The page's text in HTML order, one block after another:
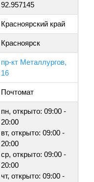
92.957145
Красноярский край
Красноярск
пр-кт Металлургов,
16
Почтомат
пн, открыто: 09:00 -
20:00
вт, открыто: 09:00 -
20:00
ср, открыто: 09:00 -
20:00
чт, открыто: 09:00 -